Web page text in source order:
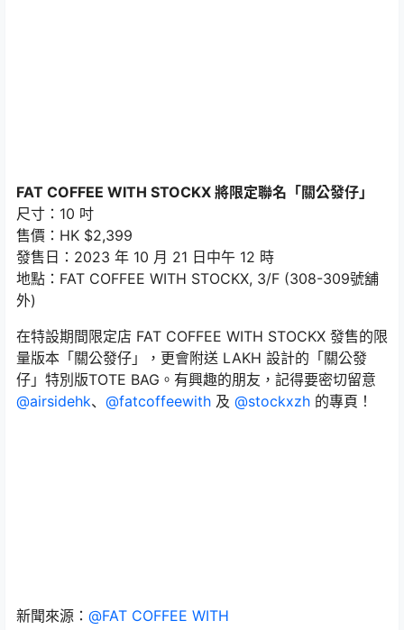
FAT COFFEE WITH STOCKX 將限定聯名「關公發仔」
尺寸：10 吋
售價：HK $2,399
發售日：2023 年 10 月 21 日中午 12 時
地點：FAT COFFEE WITH STOCKX, 3/F (308-309號舖
外)
在特設期間限定店 FAT COFFEE WITH STOCKX 發售的限
量版本「關公發仔」，更會附送 LAKH 設計的「關公發
仔」特別版TOTE BAG。有興趣的朋友，記得要密切留意
@airsidehk、 @fatcoffeewith 及 @stockxzh 的專頁！
新聞來源： @FAT COFFEE WITH